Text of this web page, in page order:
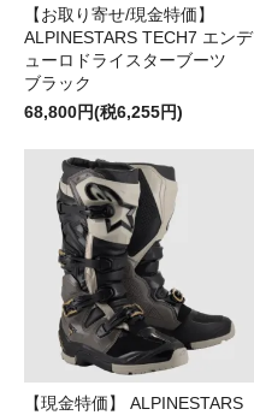
【お取り寄せ/現金特価】
ALPINESTARS TECH7 エンデ
ューロドライスターブーツ
ブラック
68,800円(税6,255円)
【現金特価】 ALPINESTARS